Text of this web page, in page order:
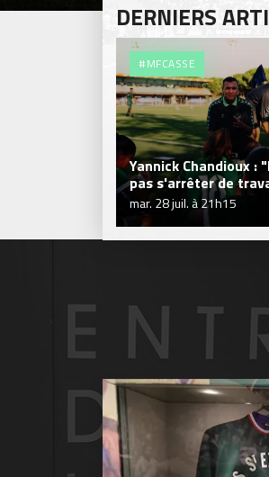
DERNIERS
#MFCASSE
Yannick Chandioux :
pas s'arrêter de
mar. 28 juil. à 21h15